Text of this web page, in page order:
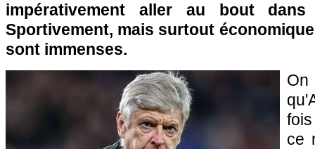
impérativement aller au bout dans
Sportivement, mais surtout
sont immenses.
ce